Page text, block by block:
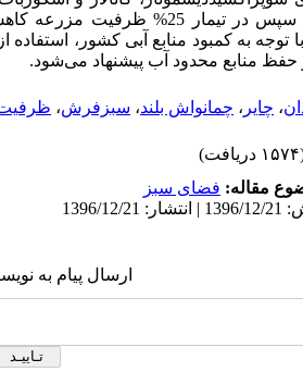
ظرفیت مزرعه افزایش و سپس در
با توجه به کمبود منابع آبی کشور،
منابع محدود آب پیشنهاد می‌‌شود.
، چایر ، چمانواش بلند، سبزفرش،
مقاله: فضای سبز
ارسال پیام به